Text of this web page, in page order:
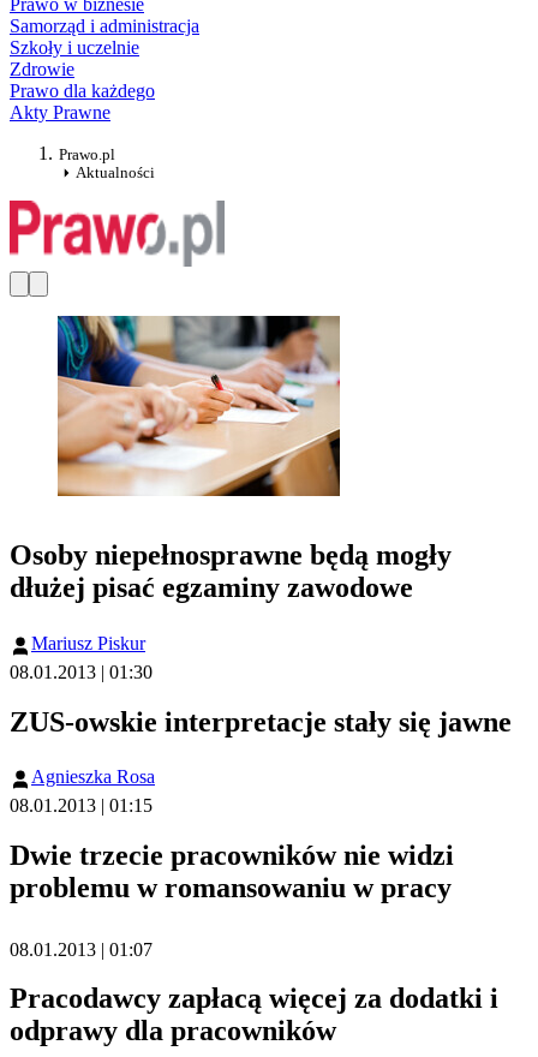
Prawo w biznesie
Samorząd i administracja
Szkoły i uczelnie
Zdrowie
Prawo dla każdego
Akty Prawne
Prawo.pl
Aktualności
Osoby niepełnosprawne będą mogły
dłużej pisać egzaminy zawodowe
Mariusz Piskur
08.01.2013 | 01:30
ZUS-owskie interpretacje stały się jawne
Agnieszka Rosa
08.01.2013 | 01:15
Dwie trzecie pracowników nie widzi
problemu w romansowaniu w pracy
08.01.2013 | 01:07
Pracodawcy zapłacą więcej za dodatki i
odprawy dla pracowników